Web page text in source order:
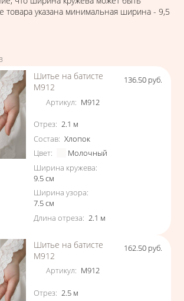
товара указана минимальная ширина - 9,5
Шитье на батисте
М912
Артикул: М912
Характеристики
Отрез: 2.1 м
Состав: Хлопок
Цвет:
Молочный
Ширина кружева:
9.5см
Ширина узора:
7.5см
Длина отреза: 2.1 м
Цена
136.50 руб.
Шитье на батисте
М912
Артикул: М912
Характеристики
Отрез: 2.5 м
Цена
162.50 руб.